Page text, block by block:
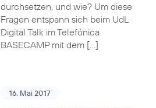
durchsetzen, und wie? Um diese
Fragen entspann sich beim UdL
Digital Talk im Telefónica
BASECAMP mit dem […]
16. Mai 2017